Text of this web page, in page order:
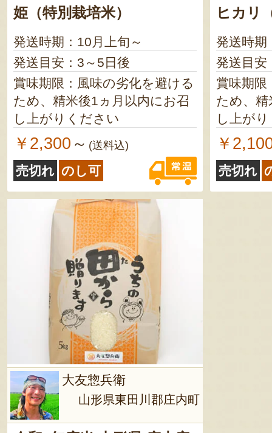
姫（特別栽培米）
発送時期：10月上旬～
発送目安：3～5日後
賞味期限：風味の劣化を避ける
ため、精米後1ヵ月以内にお召
し上がりください
￥2,300 ～ (送料込)
売切れ のし可
ヒカリ
発送時期
発送目安
賞味期限
ため、
し上が
￥
売切れ
大友惣兵衛
山形県東田川郡庄内町